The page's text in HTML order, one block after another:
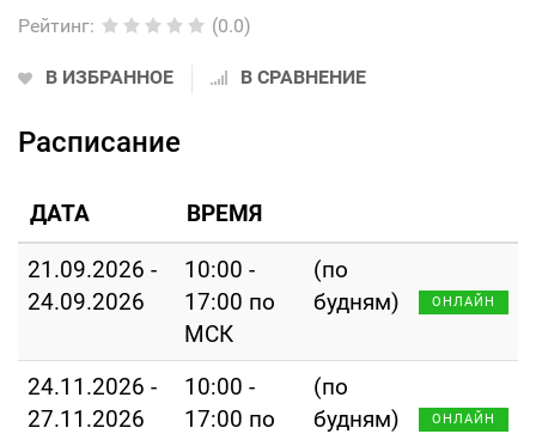
Рейтинг: (0.0)
В ИЗБРАННОЕ В СРАВНЕНИЕ
Расписание
ДАТА ВРЕМЯ
21.09.2026 -
24.09.2026
10:00 -
17:00 по
МСК
(по
будням)
ОНЛАЙН
24.11.2026 -
27.11.2026
10:00 -
17:00 по
(по
будням)
ОНЛАЙН